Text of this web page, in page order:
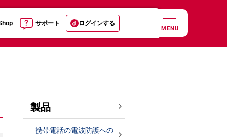
サポート ログインする
MENU
製品
携帯電話の電波防護への